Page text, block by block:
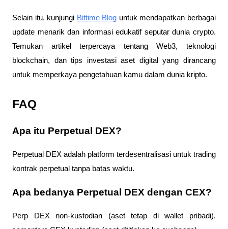
Selain itu, kunjungi Bittime Blog untuk mendapatkan berbagai
update menarik dan informasi edukatif seputar dunia crypto.
Temukan artikel terpercaya tentang Web3, teknologi
blockchain, dan tips investasi aset digital yang dirancang
untuk memperkaya pengetahuan kamu dalam dunia kripto.
FAQ
Apa itu Perpetual DEX?
Perpetual DEX adalah platform terdesentralisasi untuk trading
kontrak perpetual tanpa batas waktu.
Apa bedanya Perpetual DEX dengan CEX?
Perp DEX non-kustodian (aset tetap di wallet pribadi),